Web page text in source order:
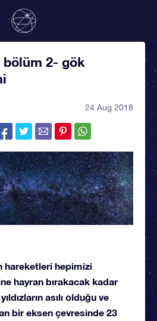
bölüm 2- gök
24 Aug 2018
hareketleri hepimizi
hayran bırakacak kadar
asılı olduğu ve
bir eksen çevresinde 23